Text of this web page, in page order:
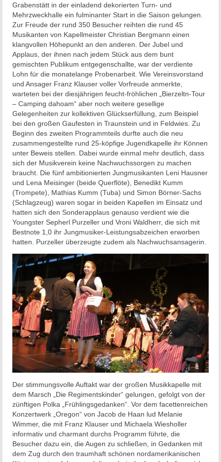
Grabenstätt in der einladend dekorierten Turn- und
Mehrzweckhalle ein fulminanter Start in die Saison gelungen.
Zur Freude der rund 350 Besucher reihten die rund 45
Musikanten von Kapellmeister Christian Bergmann einen
klangvollen Höhepunkt an den anderen. Der Jubel und
Applaus, der ihnen nach jedem Stück aus dem bunt
gemischten Publikum entgegenschallte, war der verdiente
Lohn für die monatelange Probenarbeit. Wie Vereinsvorstand
und Ansager Franz Klauser voller Vorfreude anmerkte,
warteten bei der diesjährigen feucht-fröhlichen „Bierzeltn-Tour
– Camping dahoam“ aber noch weitere gesellige
Gelegenheiten zur kollektiven Glückserfüllung, zum Beispiel
bei den großen Gaufesten in Traunstein und in Feldwies. Zu
Beginn des zweiten Programmteils durfte auch die neu
zusammengestellte rund 25-köpfige Jugendkapelle ihr Können
unter Beweis stellen. Dabei wurde einmal mehr deutlich, dass
sich der Musikverein keine Nachwuchssorgen zu machen
braucht. Die fünf ambitionierten Jungmusikanten Leni Hausner
und Lena Meisinger (beide Querflöte), Benedikt Kumm
(Trompete), Mathias Kumm (Tuba) und Simon Börner-Sachs
(Schlagzeug) waren sogar in beiden Kapellen im Einsatz und
hatten sich den Sonderapplaus genauso verdient wie die
Youngster Sepherl Purzeller und Vroni Waldherr, die sich mit
Bestnote 1,0 ihr Jungmusiker-Leistungsabzeichen erworben
hatten. Purzeller überzeugte zudem als Nachwuchsansagerin.
Der stimmungsvolle Auftakt war der großen Musikkapelle mit
dem Marsch „Die Regimentskinder“ gelungen, gefolgt von der
zünftigen Polka „Frühlingsgedanken“. Vor dem facettenreichen
Konzertwerk „Oregon“ von Jacob de Haan lud Melanie
Wimmer, die mit Franz Klauser und Michaela Wiesholler
informativ und charmant durchs Programm führte, die
Besucher dazu ein, die Augen zu schließen, in Gedanken mit
dem Zug durch den traumhaft schönen nordamerikanischen